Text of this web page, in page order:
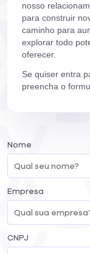
nosso
para construir
caminho para
explorar todo
oferecer.
Se quiser entra
preencha o
Nome
Empresa
CNPJ